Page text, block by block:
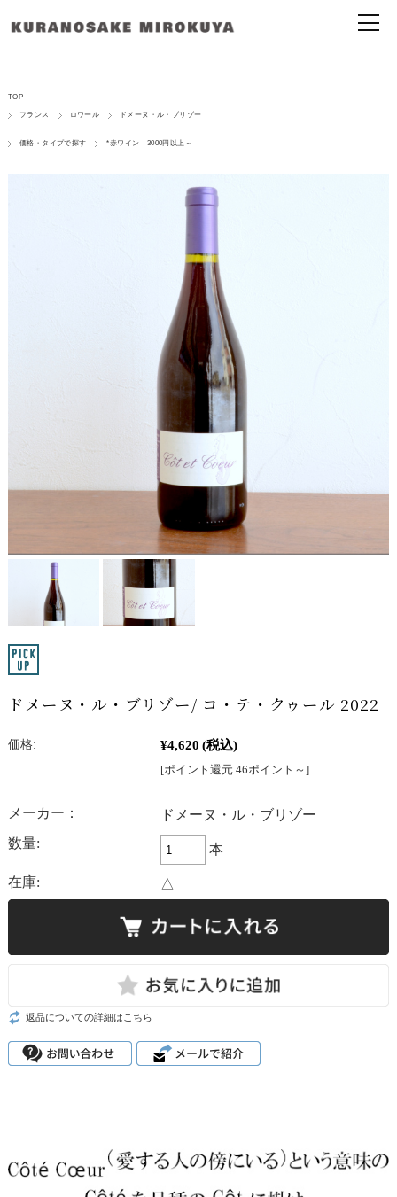
TOP
フランス ロワール ドメーヌ・ル・ブリゾー
価格・タイプで探す *赤ワイン 3000円以上～
ドメーヌ・ル・ブリゾー/ コ・テ・クゥール 2022
価格: ¥4,620 (税込)
[ポイント還元 46ポイント～]
メーカー：
ドメーヌ・ル・ブリゾー
数量:
本
在庫: △
返品についての詳細はこちら